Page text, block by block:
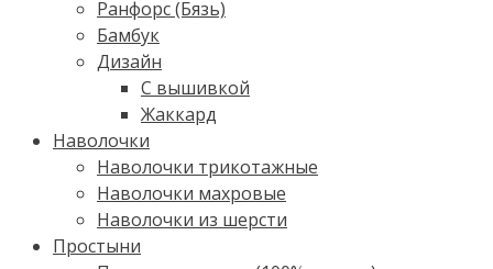
Ранфорс (Бязь)
Бамбук
Дизайн
С вышивкой
Жаккард
Наволочки
Наволочки трикотажные
Наволочки махровые
Наволочки из шерсти
Простыни